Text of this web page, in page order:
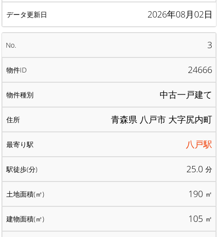
2026年08月02日
3
24666
中古一戸建て
青森県 八戸市 大字尻内町
八戸駅
25.0 分
190 ㎡
105 ㎡